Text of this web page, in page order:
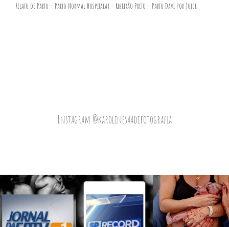
Relato de Parto - Parto Normal Hospitalar - Ribeirão Preto - Parto Davi por Joice
Instagram @karolinesaadifotografia